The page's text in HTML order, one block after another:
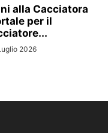
alla Cacciatora
per il
2026